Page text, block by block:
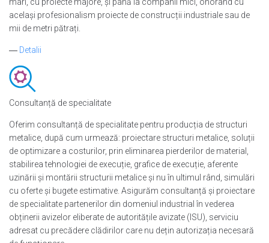
mari, cu proiecte majore, și până la companii mici, onorând cu
același profesionalism proiecte de construcții industriale sau de
mii de metri pătrați.
― Detalii
Consultanță de specialitate
Oferim consultanță de specialitate pentru producția de structuri
metalice, după cum urmează: proiectare structuri metalice, soluții
de optimizare a costurilor, prin eliminarea pierderilor de material,
stabilirea tehnologiei de execuție, grafice de execuție, aferente
uzinării și montării structurii metalice și nu în ultimul rând, simulări
cu oferte și bugete estimative. Asigurăm consultanță și proiectare
de specialitate partenerilor din domeniul industrial în vederea
obținerii avizelor eliberate de autoritățile avizate (ISU), serviciu
adresat cu precădere clădirilor care nu dețin autorizația necesară